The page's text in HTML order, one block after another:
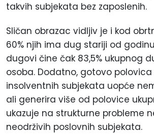
takvih subjekata bez zaposlenih.
Sličan obrazac vidljiv je i kod
60% njih ima dug stariji od
dugovi čine čak 83,5% ukupnog
osoba. Dodatno, gotovo polovica
insolventnih subjekata uopće
ali generira više od polovice
ukazuje na strukturne probleme
neodrživih poslovnih subjekata.